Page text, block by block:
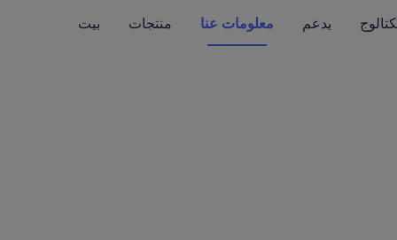
بيت منتجات معلومات عنا يدعم